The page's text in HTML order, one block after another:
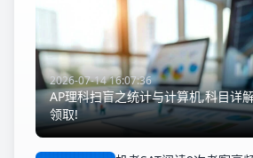
2026-07-14 16:07:36
AP理科扫盲之统计与计算机,科目详
领取!